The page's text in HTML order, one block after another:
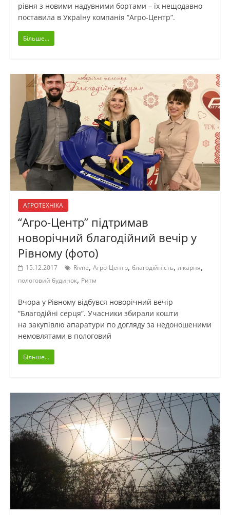
рівня з новими надувними бортами – їх нещодавно
поставила в Україну компанія “Агро-Центр”.
Більше...
АГРОТЕХНІКА
“Агро-Центр” підтримав
новорічний благодійний вечір у
Рівному (фото)
15.12.2017 Rivne, Агро-Центр, благодійність, лікарня,
пологовий будинок, Ритм
Вчора у Рівному відбувся новорічний вечір
“Благодійні серця”. Учасники збирали кошти
на закупівлю апаратури по догляду за недоношеними
немовлятами в пологовий
Більше...